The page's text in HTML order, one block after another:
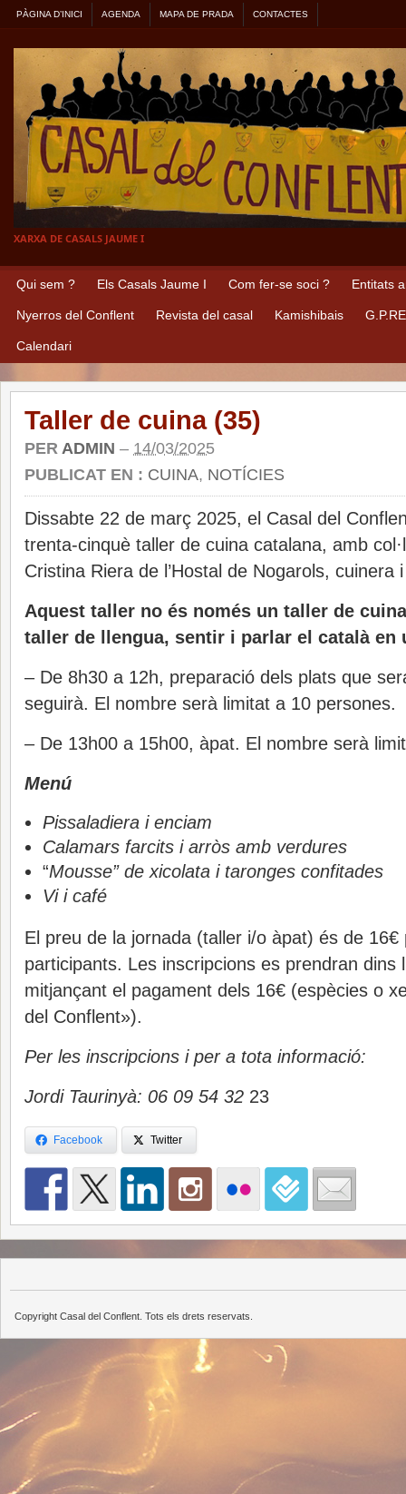
PÀGINA D’INICI AGENDA MAPA DE PRADA CONTACTES
XARXA DE CASALS JAUME I
Qui sem ? Els Casals Jaume I Com fer-se soci ? Entitats
Nyerros del Conflent Revista del casal Kamishibais
Calendari
Taller de cuina (35)
PER ADMIN – 14/03/2025
PUBLICAT EN : CUINA, NOTÍCIES
Dissabte 22 de març 2025, el Casal del
trenta-cinquè taller de cuina catalana, amb
Cristina Riera de l’Hostal de Nogarols, cuinera
Aquest taller no és només un taller de
taller de llengua, sentir i parlar el català en
– De 8h30 a 12h, preparació dels plats que
seguirà. El nombre serà limitat a 10 persones.
– De 13h00 a 15h00, àpat. El nombre serà
Menú
Pissaladiera i enciam
Calamars farcits i arròs amb verdures
“Mousse” de xicolata i taronges confitades
Vi i café
El preu de la jornada (taller i/o àpat) és de 16€
participants. Les inscripcions es prendran dins
mitjançant el pagament dels 16€ (espècies o
del Conflent»).
Per les inscripcions i per a tota informació:
Jordi Taurinyà: 06 09 54 32 23
Facebook Twitter
Copyright Casal del Conflent. Tots els drets reservats.